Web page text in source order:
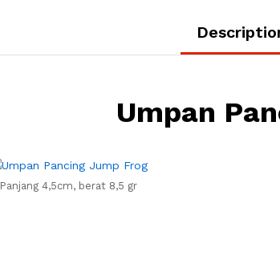
Umpan
Panjang 4,5cm, berat 8,5 gr